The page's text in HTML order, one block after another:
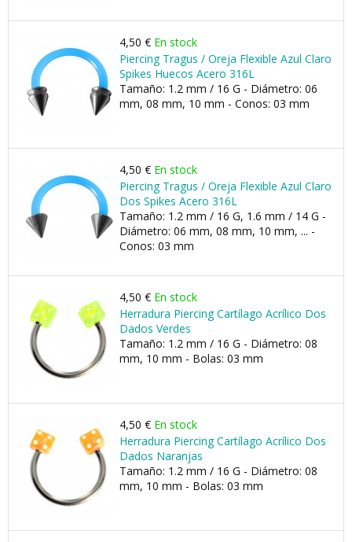
4,50 € En stock
Piercing Tragus / Oreja Flexible Azul Claro
Spikes Huecos Acero 316L
Tamaño: 1.2 mm / 16 G - Diámetro: 06
mm, 08 mm, 10 mm - Conos: 03 mm
4,50 € En stock
Piercing Tragus / Oreja Flexible Azul Claro
Dos Spikes Acero 316L
Tamaño: 1.2 mm / 16 G, 1.6 mm / 14 G -
Diámetro: 06 mm, 08 mm, 10 mm, ... -
Conos: 03 mm
4,50 € En stock
Herradura Piercing Cartílago Acrílico Dos
Dados Verdes
Tamaño: 1.2 mm / 16 G - Diámetro: 08
mm, 10 mm - Bolas: 03 mm
4,50 € En stock
Herradura Piercing Cartílago Acrílico Dos
Dados Naranjas
Tamaño: 1.2 mm / 16 G - Diámetro: 08
mm, 10 mm - Bolas: 03 mm